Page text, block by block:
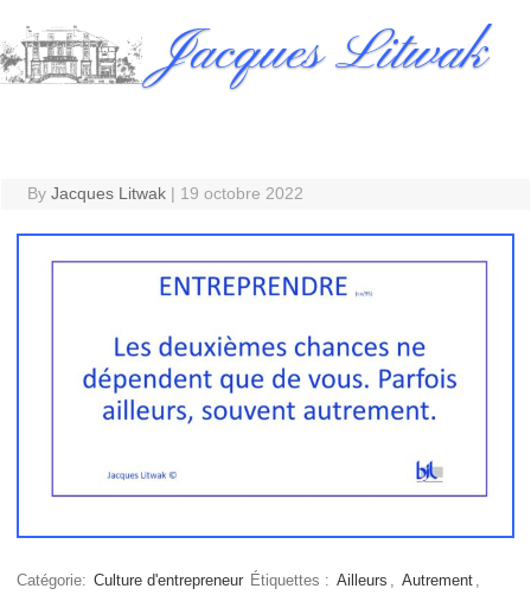
to
content
Jacques Litwak
By Jacques Litwak | 19 octobre 2022
Catégorie: Culture d'entrepreneur Étiquettes : Ailleurs Autrement